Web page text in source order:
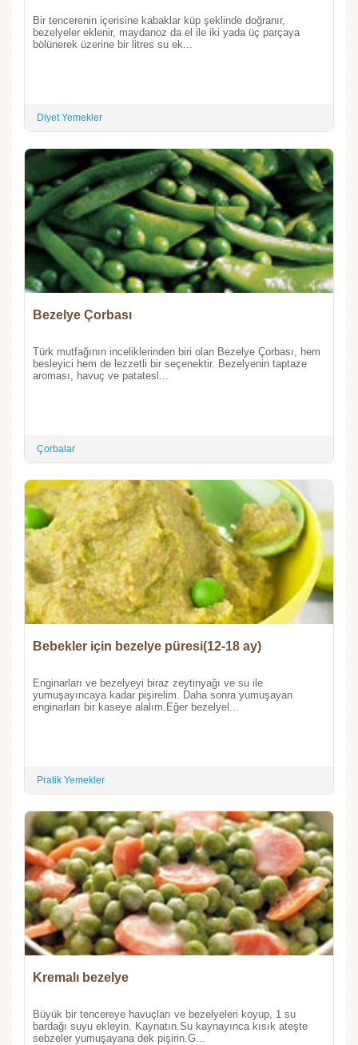
Bir tencerenin içerisine kabaklar küp şeklinde doğranır,
bezelyeler eklenir, maydanoz da el ile iki yada üç parçaya
bölünerek üzerine bir litres su ek...
Diyet Yemekler
Bezelye Çorbası
Türk mutfağının inceliklerinden biri olan Bezelye Çorbası, hem
besleyici hem de lezzetli bir seçenektir. Bezelyenin taptaze
aroması, havuç ve patatesl...
Çorbalar
Bebekler için bezelye püresi(12-18 ay)
Enginarları ve bezelyeyi biraz zeytinyağı ve su ile
yumuşayıncaya kadar pişirelim. Daha sonra yumuşayan
enginarları bir kaseye alalım.Eğer bezelyel...
Pratik Yemekler
Kremalı bezelye
Büyük bir tencereye havuçları ve bezelyeleri koyup, 1 su
bardağı suyu ekleyin. Kaynatın.Su kaynayınca kısık ateşte
sebzeler yumuşayana dek pişirin.G...